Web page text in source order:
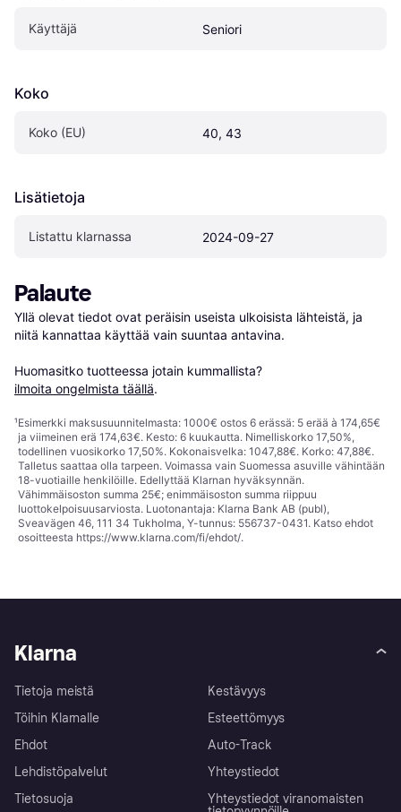
Käyttäjä Seniori
Koko
Koko (EU) 40, 43
Lisätietoja
Listattu klarnassa 2024-09-27
Palaute
Yllä olevat tiedot ovat peräisin useista ulkoisista lähteistä, ja
niitä kannattaa käyttää vain suuntaa antavina.
Huomasitko tuotteessa jotain kummallista?
ilmoita ongelmista täällä.
¹Esimerkki maksusuunnitelmasta: 1000€ ostos 6 erässä: 5 erää à 174,65€
ja viimeinen erä 174,63€. Kesto: 6 kuukautta. Nimelliskorko 17,50%,
todellinen vuosikorko 17,50%. Kokonaisvelka: 1047,88€. Korko: 47,88€.
Talletus saattaa olla tarpeen. Voimassa vain Suomessa asuville vähintään
18-vuotiaille henkilöille. Edellyttää Klarnan hyväksynnän.
Vähimmäisoston summa 25€; enimmäisoston summa riippuu
luottokelpoisuusarviosta. Luotonantaja: Klarna Bank AB (publ),
Sveavägen 46, 111 34 Tukholma, Y-tunnus: 556737-0431. Katso ehdot
osoitteesta https://www.klarna.com/fi/ehdot/.
Klarna
Tietoja meistä
Töihin Klarnalle
Ehdot
Lehdistöpalvelut
Tietosuoja
Kestävyys
Esteettömyys
Auto-Track
Yhteystiedot
Yhteystiedot viranomaisten